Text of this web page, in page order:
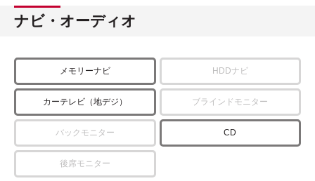
ナビ・オーディオ
メモリーナビ HDDナビ
カーテレビ（地デジ） ブラインドモニター
バックモニター CD
後席モニター